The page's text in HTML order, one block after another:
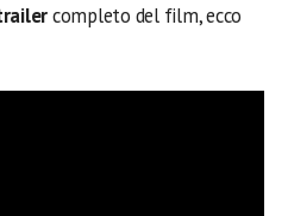
completo del film, ecco